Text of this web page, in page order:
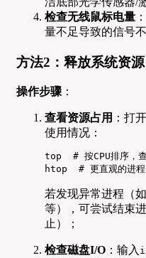
检查无线鼠标电量
量不足导致的信号不
方法2：释放系统资源
操作步骤 ：
查看资源占用 ：打
使用情况：
top  # 按CPU排序，查
htop  # 更直观的进
若发现异常进程（
等），可尝试结束
止）；
检查磁盘I/O ：输入